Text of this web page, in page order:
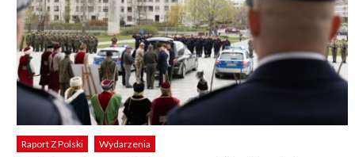
Raport Z Polski Wydarzenia